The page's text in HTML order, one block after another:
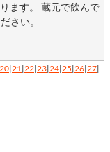
ます。 蔵元で飲んで
さい。
20|21|22|23|24|25|26|27|